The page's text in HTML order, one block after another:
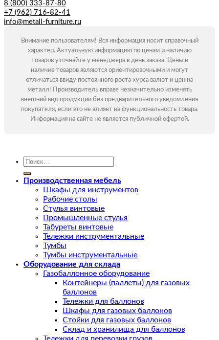
8 (800) 333-87-80
+7 (962) 716-82-41
info@metall-furniture.ru
Внимание пользователям! Вся информация носит справочный
характер. Актуальную информацию по ценам и наличию
товаров уточняйте у менеджера в день заказа. Цены и
наличие товаров являются ориентировочными и могут
отличаться ввиду постоянного роста курса валют и цен на
металл! Производитель вправе незначительно изменять
внешний вид продукции без предварительного уведомления
покупателя, если это не влияет на функциональность товара.
Информация на сайте не является публичной офертой.
Искать:
Производственная мебель
Шкафы для инструментов
Рабочие столы
Стулья винтовые
Промышленные стулья
Табуреты винтовые
Тележки инструментальные
Тумбы
Тумбы инструментальные
Оборудование для склада
Газобаллонное оборудование
Контейнеры (паллеты) для газовых
баллонов
Тележки для баллонов
Шкафы для газовых баллонов
Стойки для газовых баллонов
Склад и хранилища для баллонов